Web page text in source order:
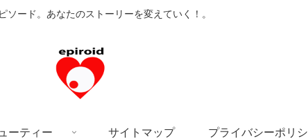
ソード。あなたのストーリーを変えていく！。
ーティー サイトマップ プライバシーポリ